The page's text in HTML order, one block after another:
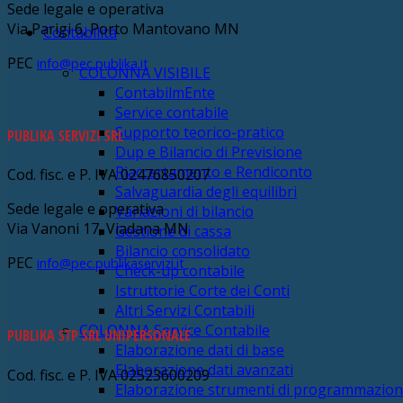
Contabilità
COLONNA VISIBILE
ContabilmEnte
Service contabile
Supporto teorico-pratico
Dup e Bilancio di Previsione
Riaccertamento e Rendiconto
Salvaguardia degli equilibri
Variazioni di bilancio
Gestione di cassa
Bilancio consolidato
Check-up contabile
Istruttorie Corte dei Conti
Altri Servizi Contabili
COLONNA Service Contabile
Elaborazione dati di base
Elaborazione dati avanzati
Elaborazione strumenti di
Sede legale e operativa
Via Parigi 6, Porto Mantovano MN
PEC info@pec.publika.it
PUBLIKA SERVIZI SRL
Cod. fisc. e P. IVA 02476850207
Sede legale e operativa
Via Vanoni 17, Viadana MN
PEC info@pec.publikaservizi.it
PUBLIKA STP SRL UNIPERSONALE
Cod. fisc. e P. IVA 02523600209